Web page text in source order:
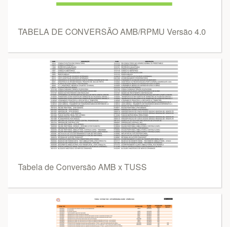
TABELA DE CONVERSÃO AMB/RPMU Versão 4.0
Tabela de Conversão AMB x TUSS